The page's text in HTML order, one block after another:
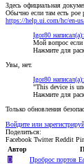
Здесь официальная
Обычно если там есть poe
https://help.ui.com/hc/en-
Igor80 написал(а):
Мой вопрос если
Нажмите для
Увы, нет.
Igor80 написал(а):
"This device is
Нажмите для
Только обновления
Войдите или
Поделиться:
Facebook Twitter Reddit
Автор
D
Проброс портов